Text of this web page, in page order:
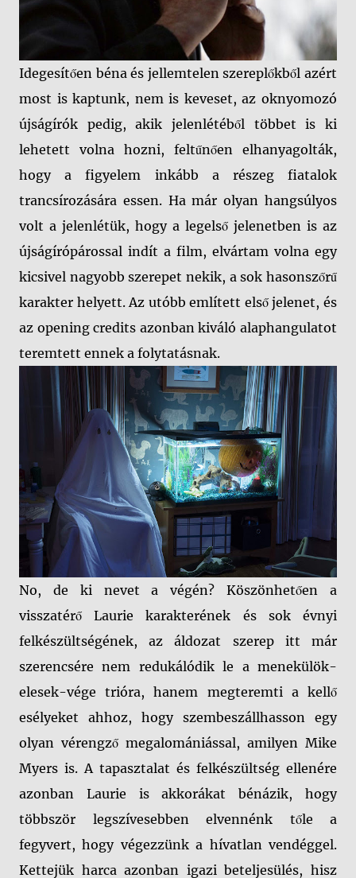
Idegesítően béna és jellemtelen szereplőkből azért
most is kaptunk, nem is keveset, az oknyomozó
újságírók pedig, akik jelenlétéből többet is ki
lehetett volna hozni, feltűnően elhanyagolták,
hogy a figyelem inkább a részeg fiatalok
trancsírozására essen. Ha már olyan hangsúlyos
volt a jelenlétük, hogy a legelső jelenetben is az
újságírópárossal indít a film, elvártam volna egy
kicsivel nagyobb szerepet nekik, a sok hasonszőrű
karakter helyett. Az utóbb említett első jelenet, és
az opening credits azonban kiváló alaphangulatot
teremtett ennek a folytatásnak.
No, de ki nevet a végén? Köszönhetően a
visszatérő Laurie karakterének és sok évnyi
felkészültségének, az áldozat szerep itt már
szerencsére nem redukálódik le a menekülök-
elesek-vége trióra, hanem megteremti a kellő
esélyeket ahhoz, hogy szembeszállhasson egy
olyan vérengző megalomániással, amilyen Mike
Myers is. A tapasztalat és felkészültség ellenére
azonban Laurie is akkorákat bénázik, hogy
többször legszívesebben elvennénk tőle a
fegyvert, hogy végezzünk a hívatlan vendéggel.
Kettejük harca azonban igazi beteljesülés, hisz